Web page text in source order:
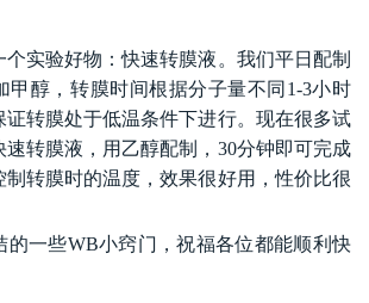
实验好物：快速转膜液。我们平日配制
甲醇，转膜时间根据分子量不同 1-3小时
证转膜处于低温条件下进行。现在很多试
转膜液，用乙醇配制， 30分钟即可完成
转膜时的温度，效果很好用，性价比很
的一些WB小窍门，祝福各位都能顺利快